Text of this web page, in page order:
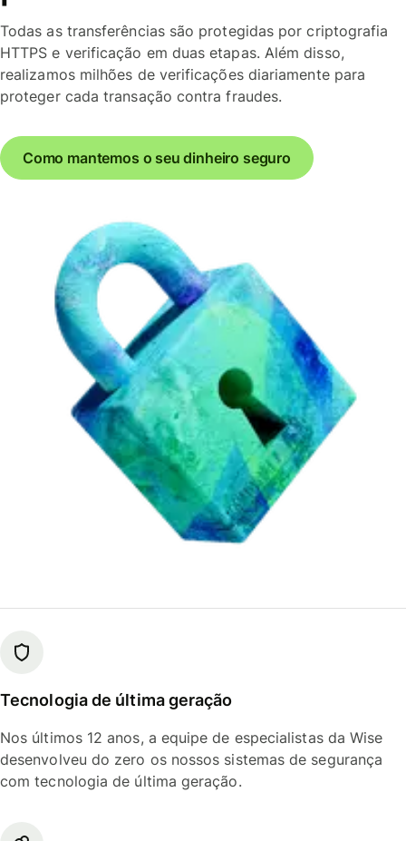
Todas as transferências são protegidas por criptografia
HTTPS e verificação em duas etapas. Além disso,
realizamos milhões de verificações diariamente para
proteger cada transação contra fraudes.
Como mantemos o seu dinheiro seguro
Tecnologia de última geração
Nos últimos 12 anos, a equipe de especialistas da Wise
desenvolveu do zero os nossos sistemas de segurança
com tecnologia de última geração.